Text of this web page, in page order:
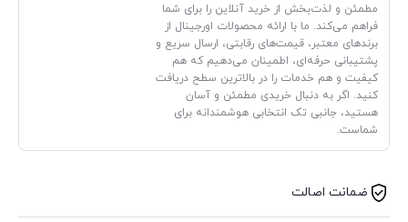
مطمئن و لذت‌بخش از خرید آنلاین را برای شما
فراهم می‌کند. ما با ارائه محصولات اورجینال از
برندهای معتبر، قیمت‌های رقابتی، ارسال سریع و
پشتیبانی حرفه‌ای، اطمینان می‌دهیم که هم
کیفیت و هم خدمات را در بالاترین سطح دریافت
کنید. اگر به دنبال خریدی مطمئن و آسان
هستید، جانبی تک انتخابی هوشمندانه برای
شماست.
ضمانت اصالت